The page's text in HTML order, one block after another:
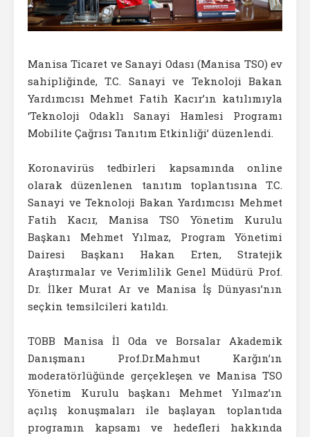
Manisa Ticaret ve Sanayi Odası (Manisa TSO) ev
sahipliğinde, T.C. Sanayi ve Teknoloji Bakan
Yardımcısı Mehmet Fatih Kacır’ın katılımıyla
‘Teknoloji Odaklı Sanayi Hamlesi Programı
Mobilite Çağrısı Tanıtım Etkinliği’ düzenlendi.
Koronavirüs tedbirleri kapsamında online
olarak düzenlenen tanıtım toplantısına T.C.
Sanayi ve Teknoloji Bakan Yardımcısı Mehmet
Fatih Kacır, Manisa TSO Yönetim Kurulu
Başkanı Mehmet Yılmaz, Program Yönetimi
Dairesi Başkanı Hakan Erten, Stratejik
Araştırmalar ve Verimlilik Genel Müdürü Prof.
Dr. İlker Murat Ar ve Manisa İş Dünyası’nın
seçkin temsilcileri katıldı.
TOBB Manisa İl Oda ve Borsalar Akademik
Danışmanı Prof.Dr.Mahmut Karğın’ın
moderatörlüğünde gerçekleşen ve Manisa TSO
Yönetim Kurulu başkanı Mehmet Yılmaz’ın
açılış konuşmaları ile başlayan toplantıda
programın kapsamı ve hedefleri hakkında